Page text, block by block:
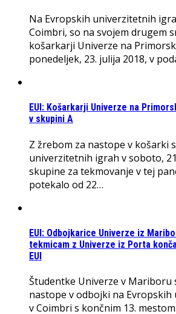
Na Evropskih univerzitetnih
Coimbri, so na svojem drugem
košarkarji Univerze na
ponedeljek, 23. julija 2018, v
EUI: Košarkarji Univerze na
v skupini A
Z žrebom za nastope v košarki
univerzitetnih igrah v soboto,
skupine za tekmovanje v tej
potekalo od 22…
EUI: Odbojkarice Univerze iz
tekmicam z Univerze iz Porta
EUI
Študentke Univerze v Mariboru
nastope v odbojki na
v Coimbri s končnim 13.